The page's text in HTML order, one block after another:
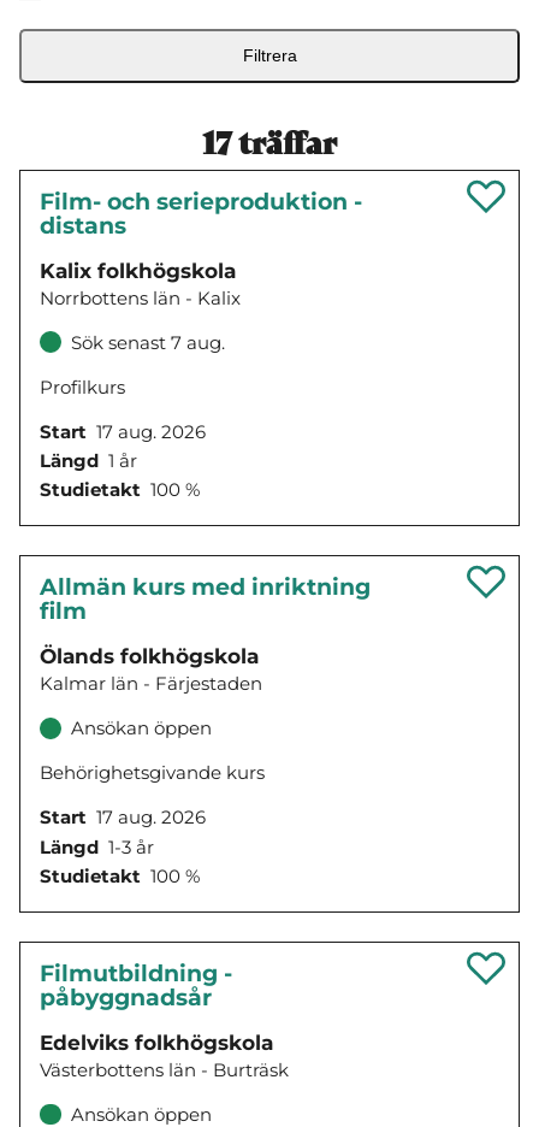
Filtrera
17träffar
Film- och serieproduktion -
distans
Kalix folkhögskola
Norrbottens län - Kalix
Sök senast 7 aug.
Profilkurs
Start 17 aug. 2026
Längd 1 år
Studietakt 100 %
Allmän kurs med inriktning
film
Ölands folkhögskola
Kalmar län - Färjestaden
Ansökan öppen
Behörighetsgivande kurs
Start 17 aug. 2026
Längd 1-3 år
Studietakt 100 %
Filmutbildning -
påbyggnadsår
Edelviks folkhögskola
Västerbottens län - Burträsk
Ansökan öppen